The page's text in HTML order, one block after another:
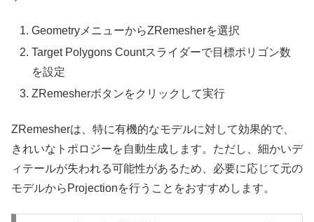
GeometryメニューからZRemesherを選択
Target Polygons Countスライダーで目標ポリゴン数
を設定
ZRemesherボタンをクリックして実行
ZRemesherは、特に有機的なモデルに対して効果的で、
きれいなトポロジーを自動生成します。ただし、細かいデ
ィテールが失われる可能性があるため、必要に応じて元の
モデルからProjectionを行うことをおすすめします。